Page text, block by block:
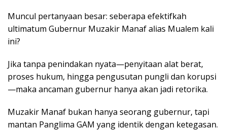
Muncul pertanyaan besar: seberapa efektifkah
ultimatum Gubernur Muzakir Manaf alias Mualem kali
ini?
Jika tanpa penindakan nyata—penyitaan alat berat,
proses hukum, hingga pengusutan pungli dan korupsi
—maka ancaman gubernur hanya akan jadi retorika.
Muzakir Manaf bukan hanya seorang gubernur, tapi
mantan Panglima GAM yang identik dengan ketegasan.